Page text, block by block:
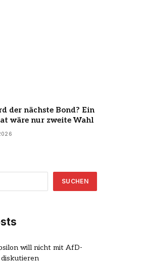
der nächste Bond? Ein
wäre nur zweite Wahl
SUCHEN
will nicht mit AfD-